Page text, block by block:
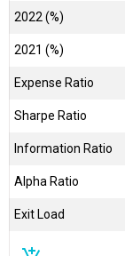
2022 (%)
2021 (%)
Expense Ratio
Sharpe Ratio
Information Ratio
Alpha Ratio
Exit Load